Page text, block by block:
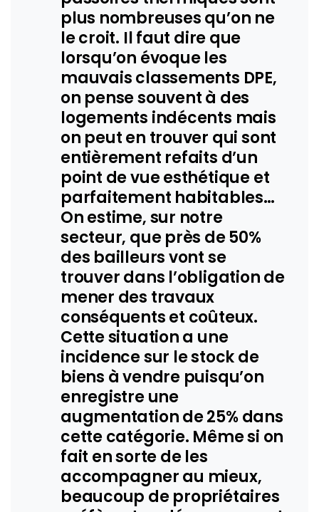
plus nombreuses qu’on ne
le croit. Il faut dire que
lorsqu’on évoque les
mauvais classements DPE,
on pense souvent à des
logements indécents mais
on peut en trouver qui sont
entièrement refaits d’un
point de vue esthétique et
parfaitement habitables…
On estime, sur notre
secteur, que près de 50%
des bailleurs vont se
trouver dans l’obligation de
mener des travaux
conséquents et coûteux.
Cette situation a une
incidence sur le stock de
biens à vendre puisqu’on
enregistre une
augmentation de 25% dans
cette catégorie. Même si on
fait en sorte de les
accompagner au mieux,
beaucoup de propriétaires